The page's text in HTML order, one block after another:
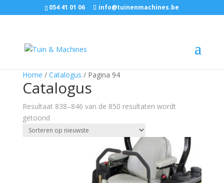
054 41 01 06 info@tuinenmachines.be
Home / Catalogus / Pagina 94
Catalogus
Resultaat 838–846 van de 850 resultaten wordt
getoondGesorteerd
op